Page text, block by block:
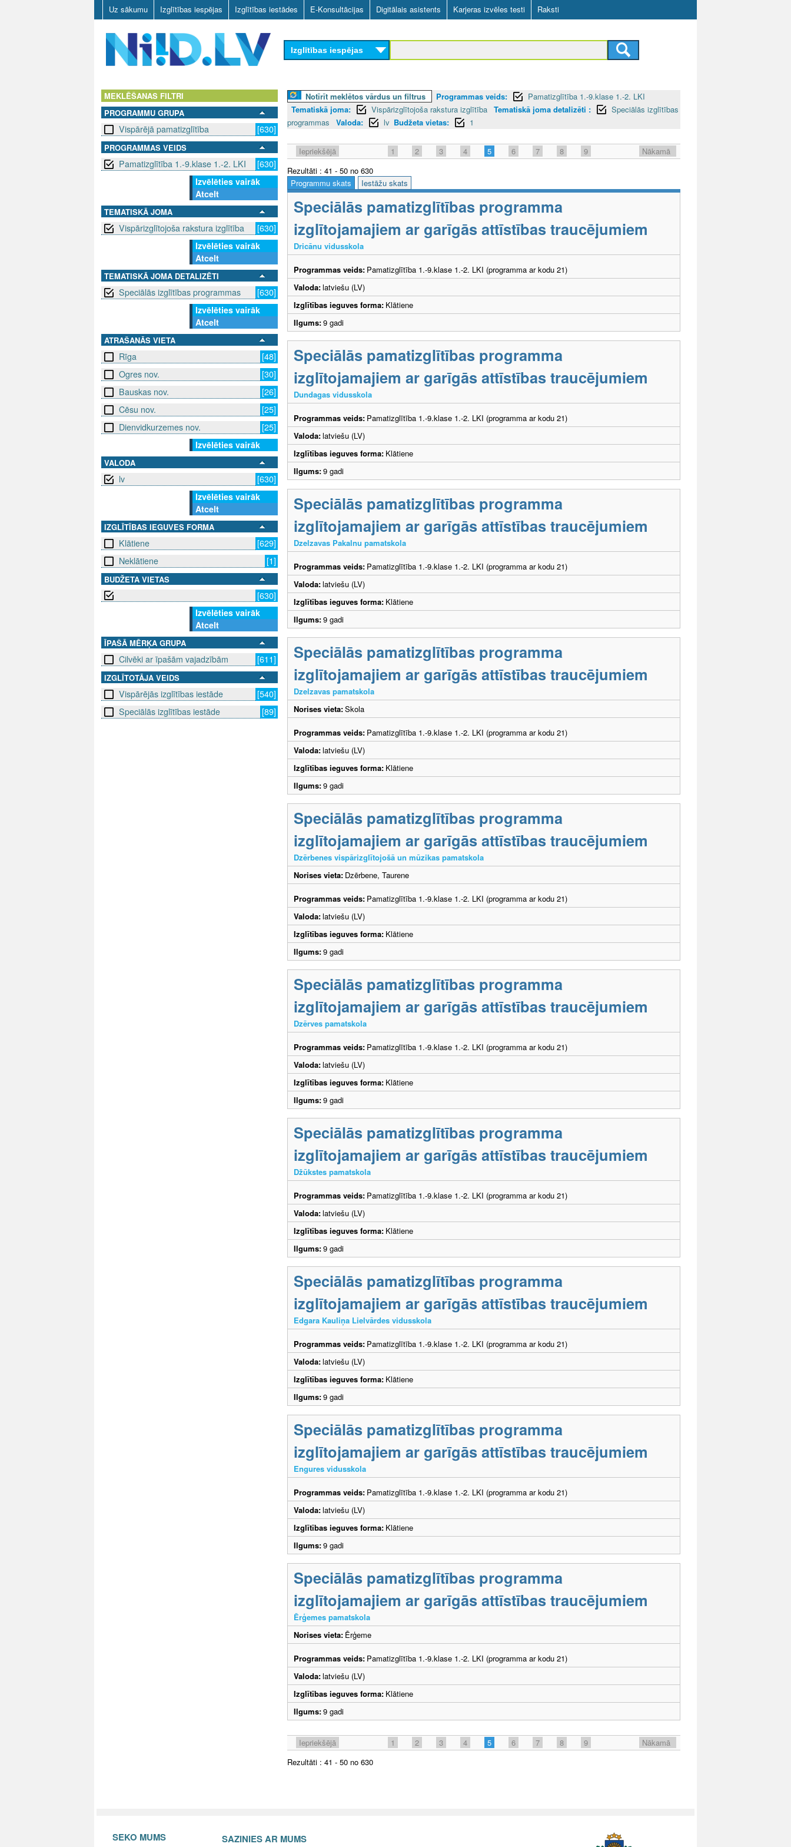
Skip
to
main
content
Uz sākumu Izglītības iespējas Izglītības iestādes E-Konsultācijas Digitālais asistents Karjeras izvēles testi Raksti
D
V
Izglītības iespējas
MEKLĒŠANAS FILTRI
PROGRAMMU GRUPA
Vispārējā pamatizglītība [630]
PROGRAMMAS VEIDS
Pamatizglītība 1.-9.klase 1.-2. LKI
[630]
Izvēlēties vairāk
Atcelt
TEMATISKĀ JOMA
Vispārizglītojoša rakstura izglītība
[630]
Izvēlēties vairāk
Atcelt
TEMATISKĀ JOMA DETALIZĒTI
Speciālās izglītības programmas
[630]
Izvēlēties vairāk
Atcelt
ATRAŠANĀS VIETA
Rīga
[48]
Ogres nov.
[30]
Bauskas nov.
[26]
Cēsu nov.
[25]
Dienvidkurzemes nov.
[25]
Izvēlēties vairāk
VALODA
lv
[630]
Izvēlēties vairāk
Atcelt
IZGLĪTĪBAS IEGUVES FORMA
Klātiene
[629]
Neklātiene
[1]
BUDŽETA VIETAS
[630]
Izvēlēties vairāk
Atcelt
ĪPAŠĀ MĒRĶA GRUPA
Cilvēki ar īpašām vajadzībām [611]
IZGLĪTOTĀJA VEIDS
Vispārējās izglītības iestāde
[540]
Speciālās izglītības iestāde
[89]
Notīrīt meklētos vārdus un filtrus Programmas veids:
Pamatizglītība 1.-9.klase 1.-2. LKI
Tematiskā joma:
Vispārizglītojoša rakstura izglītība Tematiskā joma detalizēti :
Speciālās izglītības
programmas
Valoda: lv Budžeta vietas: 1
Iepriekšējā 1 2 3 4 5 6 7 8 9
Nākamā
Rezultāti : 41 - 50 no 630
Programmu skats
Iestāžu skats
Speciālās pamatizglītības programma
izglītojamajiem ar garīgās attīstības traucējumiem
Dricānu vidusskola
Programmas veids: Pamatizglītība 1.-9.klase 1.-2. LKI (programma ar kodu 21)
Valoda:latviešu (LV)
Izglītības ieguves forma: Klātiene
Ilgums:9 gadi
Speciālās pamatizglītības programma
izglītojamajiem ar garīgās attīstības traucējumiem
Dundagas vidusskola
Programmas veids: Pamatizglītība 1.-9.klase 1.-2. LKI (programma ar kodu 21)
Valoda:latviešu (LV)
Izglītības ieguves forma: Klātiene
Ilgums:9 gadi
Speciālās pamatizglītības programma
izglītojamajiem ar garīgās attīstības traucējumiem
Dzelzavas Pakalnu pamatskola
Programmas veids: Pamatizglītība 1.-9.klase 1.-2. LKI (programma ar kodu 21)
Valoda:latviešu (LV)
Izglītības ieguves forma: Klātiene
Ilgums:9 gadi
Speciālās pamatizglītības programma
izglītojamajiem ar garīgās attīstības traucējumiem
Dzelzavas pamatskola
Norises vieta:Skola
Programmas veids: Pamatizglītība 1.-9.klase 1.-2. LKI (programma ar kodu 21)
Valoda:latviešu (LV)
Izglītības ieguves forma: Klātiene
Ilgums:9 gadi
Speciālās pamatizglītības programma
izglītojamajiem ar garīgās attīstības traucējumiem
Dzērbenes vispārizglītojošā un mūzikas pamatskola
Norises vieta: Dzērbene, Taurene
Programmas veids: Pamatizglītība 1.-9.klase 1.-2. LKI (programma ar kodu 21)
Valoda:latviešu (LV)
Izglītības ieguves forma: Klātiene
Ilgums:9 gadi
Speciālās pamatizglītības programma
izglītojamajiem ar garīgās attīstības traucējumiem
Dzērves pamatskola
Programmas veids: Pamatizglītība 1.-9.klase 1.-2. LKI (programma ar kodu 21)
Valoda:latviešu (LV)
Izglītības ieguves forma: Klātiene
Ilgums:9 gadi
Speciālās pamatizglītības programma
izglītojamajiem ar garīgās attīstības traucējumiem
Džūkstes pamatskola
Programmas veids: Pamatizglītība 1.-9.klase 1.-2. LKI (programma ar kodu 21)
Valoda:latviešu (LV)
Izglītības ieguves forma: Klātiene
Ilgums:9 gadi
Speciālās pamatizglītības programma
izglītojamajiem ar garīgās attīstības traucējumiem
Edgara Kauliņa Lielvārdes vidusskola
Programmas veids: Pamatizglītība 1.-9.klase 1.-2. LKI (programma ar kodu 21)
Valoda:latviešu (LV)
Izglītības ieguves forma: Klātiene
Ilgums:9 gadi
Speciālās pamatizglītības programma
izglītojamajiem ar garīgās attīstības traucējumiem
Engures vidusskola
Programmas veids: Pamatizglītība 1.-9.klase 1.-2. LKI (programma ar kodu 21)
Valoda:latviešu (LV)
Izglītības ieguves forma: Klātiene
Ilgums:9 gadi
Speciālās pamatizglītības programma
izglītojamajiem ar garīgās attīstības traucējumiem
Ērģemes pamatskola
Norises vieta: Ērģeme
Programmas veids: Pamatizglītība 1.-9.klase 1.-2. LKI (programma ar kodu 21)
Valoda:latviešu (LV)
Izglītības ieguves forma: Klātiene
Ilgums:9 gadi
Iepriekšējā 1 2 3 4 5 6 7 8 9
Nākamā
Rezultāti : 41 - 50 no 630
SEKO MUMS SAZINIES AR MUMS